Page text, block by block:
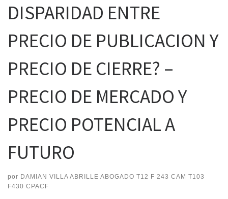
DISPARIDAD ENTRE
PRECIO DE PUBLICACION Y
PRECIO DE CIERRE? –
PRECIO DE MERCADO Y
PRECIO POTENCIAL A
FUTURO
por DAMIAN VILLA ABRILLE ABOGADO T12 F 243 CAM T103
F430 CPACF